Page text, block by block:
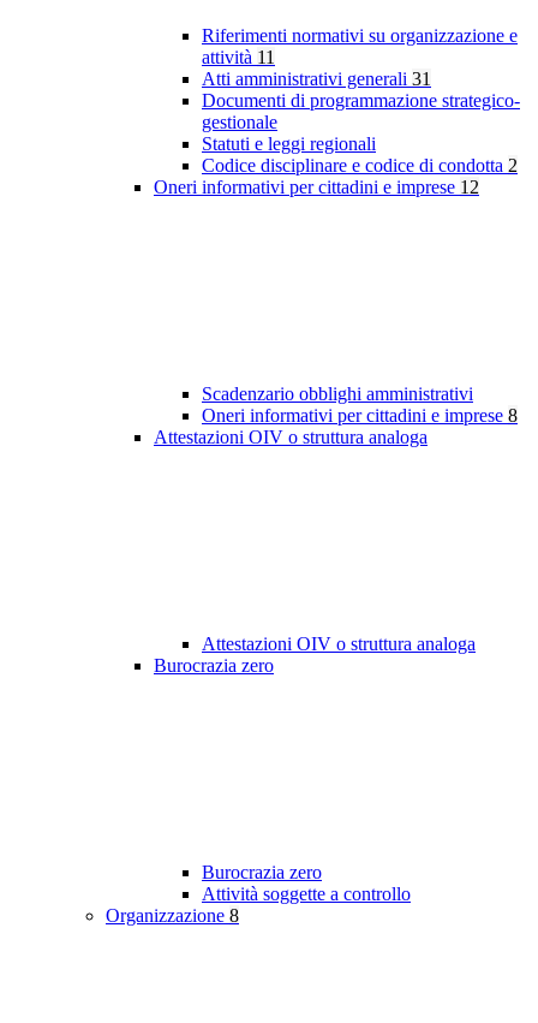
Riferimenti normativi su organizzazione e
attività 11
Atti amministrativi generali 31
Documenti di programmazione strategico-
gestionale
Statuti e leggi regionali
Codice disciplinare e codice di condotta 2
Oneri informativi per cittadini e imprese 12
Scadenzario obblighi amministrativi
Oneri informativi per cittadini e imprese 8
Attestazioni OIV o struttura analoga
Attestazioni OIV o struttura analoga
Burocrazia zero
Burocrazia zero
Attività soggette a controllo
Organizzazione 8